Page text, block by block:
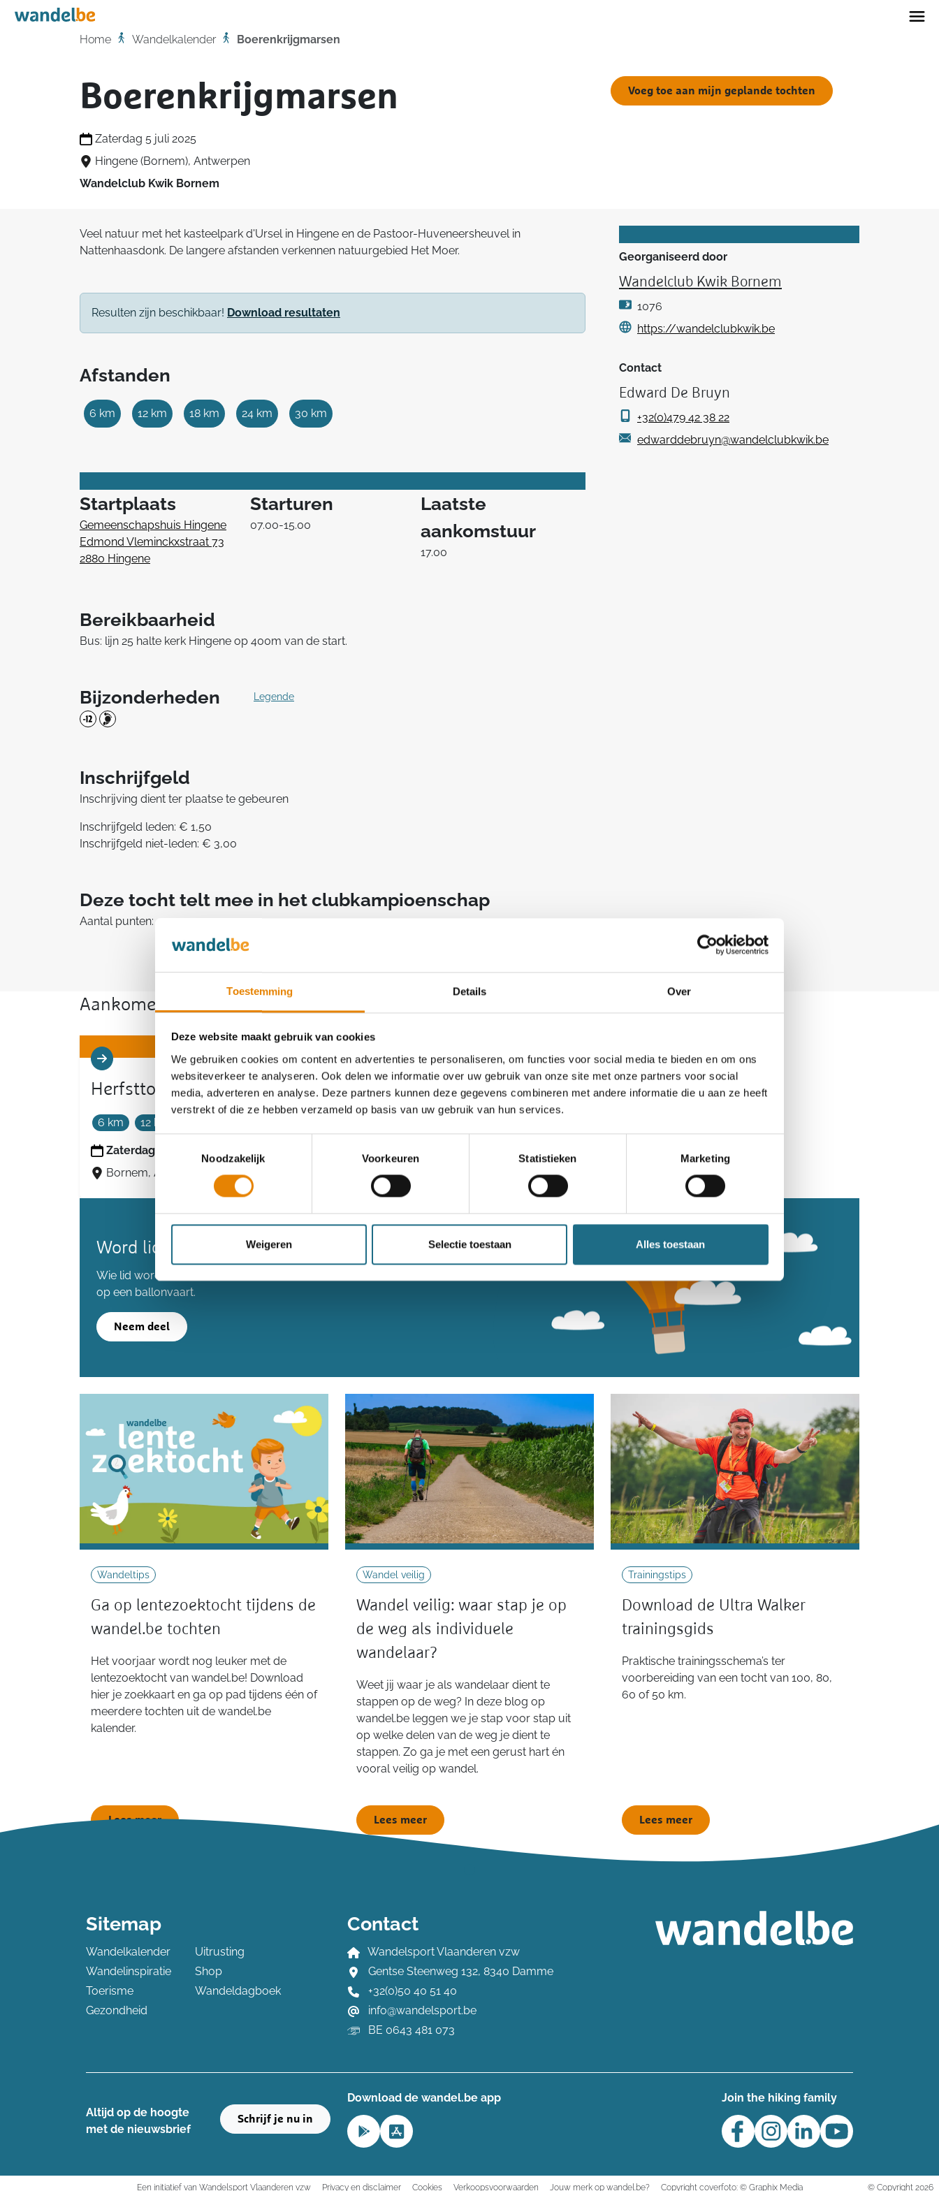
Toestemming Details Over
Deze website maakt gebruik van cookies
We gebruiken cookies om content en advertenties te personaliseren, om functies voor social media te bieden en om ons
websiteverkeer te analyseren. Ook delen we informatie over uw gebruik van onze site met onze partners voor social
media, adverteren en analyse. Deze partners kunnen deze gegevens combineren met andere informatie die u aan ze heeft
verstrekt of die ze hebben verzameld op basis van uw gebruik van hun services.
Noodzakelijk
Voorkeuren Statistieken Marketing
Weigeren Selectie toestaan Alles toestaan
Home
Home Wandelkalender Boerenkrijgmarsen
Boerenkrijgmarsen
Zaterdag 5 juli 2025
Hingene (Bornem), Antwerpen
Wandelclub Kwik Bornem
Voeg toe aan mijn geplande tochten
Veel natuur met het kasteelpark d'Ursel in Hingene en de Pastoor-Huveneersheuvel in
Nattenhaasdonk. De langere afstanden verkennen natuurgebied Het Moer.
Resulten zijn beschikbaar! Download resultaten
Afstanden
6 km 12 km 18 km 24 km 30 km
Startplaats
Gemeenschapshuis Hingene
Edmond Vleminckxstraat 73
2880 Hingene
Starturen
07.00-15.00
Laatste
aankomstuur
17.00
Bereikbaarheid
Bus: lijn 25 halte kerk Hingene op 400m van de start.
Bijzonderheden Legende
Inschrijfgeld
Inschrijving dient ter plaatse te gebeuren
Inschrijfgeld leden: € 1,50
Inschrijfgeld niet-leden: € 3,00
Deze tocht telt mee in het clubkampioenschap
Aantal punten: 1
Georganiseerd door
Wandelclub Kwik Bornem
1076
https://wandelclubkwik.be
Contact
Edward De Bruyn
+32(0)479 42 38 22
edwarddebruyn@wandelclubkwik.be
Aankomende wandeltochten van deze club
Herfsttocht
6 km 12 km
Zaterdag 3 oktober 2026
Bornem, Antwerpen
Eindejaarstocht
Bornem, Antwerpen
Word lid en maak kans op een ballonvaart
Wie lid wordt voordat we de 80.000 leden bereiken kan kans maken
op een ballonvaart.
Neem deel
Wandeltips
Ga op lentezoektocht tijdens de
wandel.be tochten
Het voorjaar wordt nog leuker met de
lentezoektocht van wandel.be! Download
hier je zoekkaart en ga op pad tijdens één of
meerdere tochten uit de wandel.be
kalender.
Lees meer
Wandel veilig
Wandel veilig: waar stap je op
de weg als individuele
wandelaar?
Weet jij waar je als wandelaar dient te
stappen op de weg? In deze blog op
wandel.be leggen we je stap voor stap uit
op welke delen van de weg je dient te
stappen. Zo ga je met een gerust hart én
vooral veilig op wandel.
Lees meer
Trainingstips
Download de Ultra Walker
trainingsgids
Praktische trainingsschema’s ter
voorbereiding van een tocht van 100, 80,
60 of 50 km.
Lees meer
Sitemap
Wandelkalender
Wandelinspiratie
Toerisme
Gezondheid
Uitrusting
Shop
Wandeldagboek
Contact
Wandelsport Vlaanderen vzw
Gentse Steenweg 132, 8340 Damme
+32(0)50 40 51 40
info@wandelsport.be
BE 0643 481 073
Altijd op de hoogte ​
met de nieuwsbrief
Schrijf je nu in
Download de wandel.be app Join the hiking family
Een initiatief van Wandelsport Vlaanderen vzw Privacy en disclaimer Cookies Verkoopsvoorwaarden Jouw merk op wandel.be? Copyright coverfoto: © Graphix Media © Copyright 2026